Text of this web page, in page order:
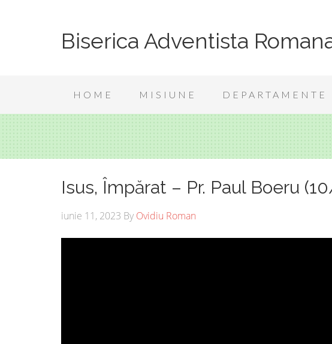
Biserica Adventista
HOME MISIUNE DEPARTAMENTE
Isus, Împărat – Pr. Paul Boeru
iunie 11, 2023 By Ovidiu Roman